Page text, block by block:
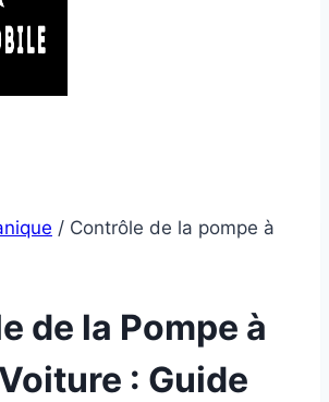
/ Contrôle de la pompe à
de la Pompe à
: Guide